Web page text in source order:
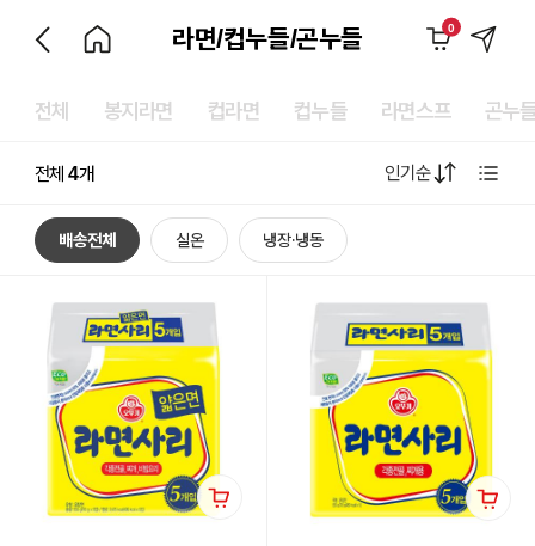
라면/컵누들/곤누들 0
전체 봉지라면 컵라면 컵누들 라면스프 곤누
전체 4개 인기순
배송전체 실온 냉장·냉동